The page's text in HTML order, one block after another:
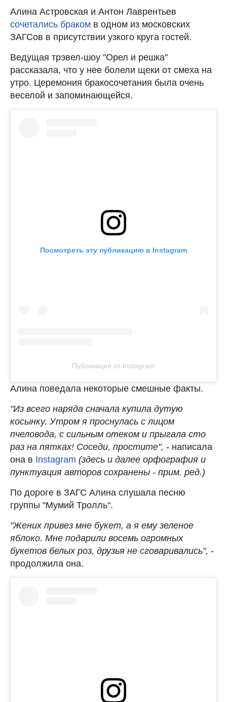
Алина Астровская и Антон Лаврентьев
сочетались браком в одном из московских
ЗАГСов в присутствии узкого круга гостей.
Ведущая трэвел-шоу "Орел и решка"
рассказала, что у нее болели щеки от смеха на
утро. Церемония бракосочетания была очень
веселой и запоминающейся.
Посмотреть эту публикацию в Instagram
Публикация от Instagram
Алина поведала некоторые смешные факты.
"Из всего наряда сначала купила дутую
косынку. Утром я проснулась с лицом
пчеловода, с сильным отеком и прыгала сто
раз на пятках! Соседи, простите", - написала
она в Instagram (здесь и далее орфография и
пунктуация авторов сохранены - прим. ред.)
По дороге в ЗАГС Алина слушала песню
группы "Мумий Тролль".
"Жених привез мне букет, а я ему зеленое
яблоко. Мне подарили восемь огромных
букетов белых роз, друзья не сговаривались", -
продолжила она.